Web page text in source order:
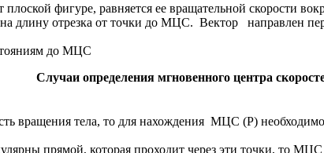
фигуре, равняется ее вращательной скорости
на длину отрезка от точки до МЦС. Вектор направлен
до МЦС
Случаи определения мгновенного центра
вращения тела, то для нахождения МЦС (Р)
прямой, которая проходит через эти точки, то